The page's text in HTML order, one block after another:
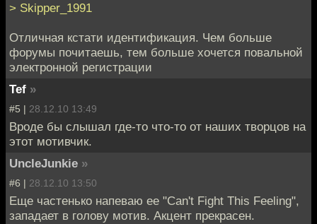
> Skipper_1991
Отличная кстати идентификация. Чем больше
форумы почитаешь, тем больше хочется повальной
электронной регистрации
Tef »
#5 | 28.12.10 13:49
Вроде бы слышал где-то что-то от наших творцов на
этот мотивчик.
UncleJunkie »
#6 | 28.12.10 13:50
Еще частенько напеваю ее "Can't Fight This Feeling",
западает в голову мотив. Акцент прекрасен.